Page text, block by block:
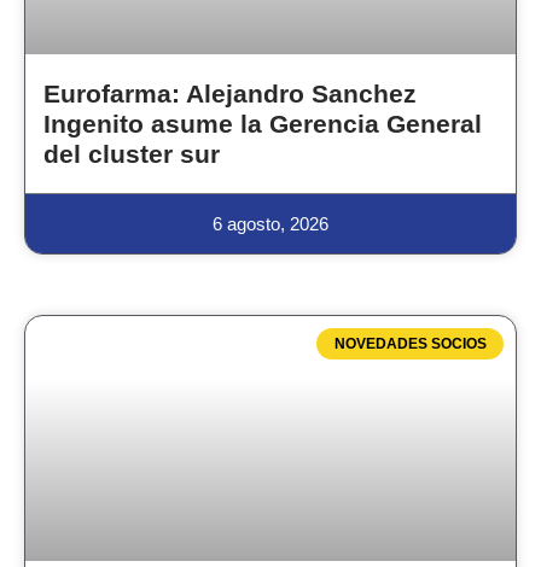
Eurofarma: Alejandro Sanchez
Ingenito asume la Gerencia General
del cluster sur
6 agosto, 2026
NOVEDADES SOCIOS